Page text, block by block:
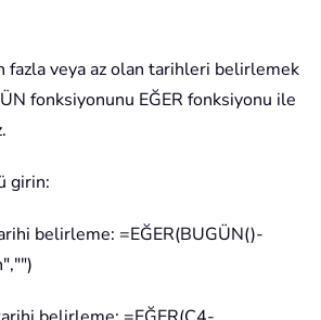
fazla veya az olan tarihleri belirlemek
fonksiyonunu EĞER fonksiyonu ile
girin:
belirleme: =EĞER(BUGÜN()-